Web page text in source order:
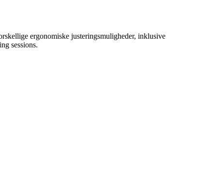
ergonomiske justeringsmuligheder, inklusive
sessions.